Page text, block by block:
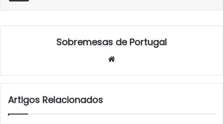
Sobremesas de Portugal
Artigos Relacionados